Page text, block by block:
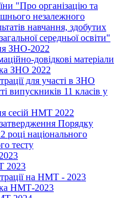
"Про організацію та
незалежного
навчання, здобутих
середньої освіти"
ЗНО-2022
довідкові матеріали
ЗНО 2022
для участі в ЗНО
випускників 11 класів у
сесій НМТ 2022
Порядку
році національного
тесту
2023
на НМТ - 2023
НМТ-2023